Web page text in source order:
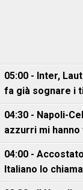
05:00 - Inter,
fa già sognare i
04:30 - Napoli-
azzurri mi
04:00 -
Italiano lo